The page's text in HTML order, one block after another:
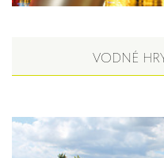
VODNÉ